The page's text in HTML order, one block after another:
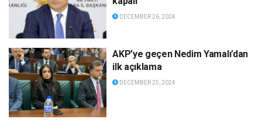
DECEMBER 26, 2024
AKP’ye geçen Nedim Yamalı’dan
ilk açıklama
DECEMBER 25, 2024